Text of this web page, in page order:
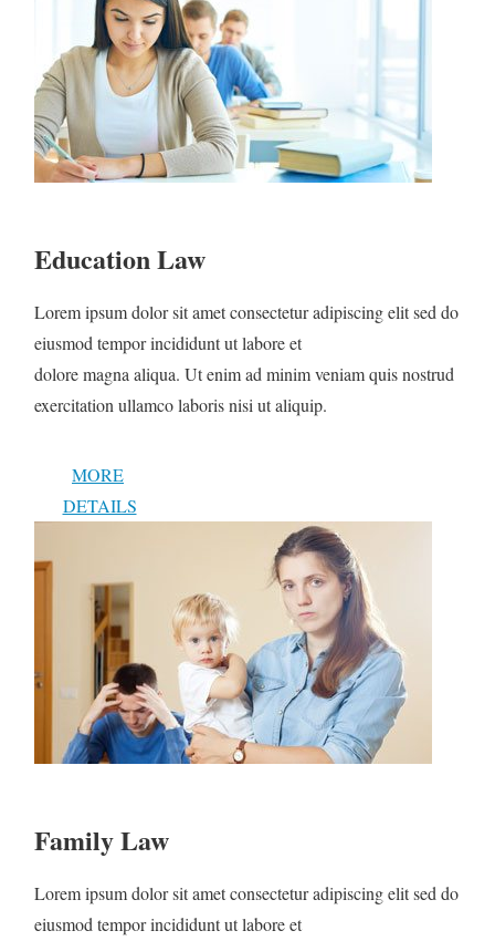
Education Law
Lorem ipsum dolor sit amet consectetur adipiscing elit sed do
eiusmod tempor incididunt ut labore et
dolore magna aliqua. Ut enim ad minim veniam quis nostrud
exercitation ullamco laboris nisi ut aliquip.
MORE
DETAILS
Family Law
Lorem ipsum dolor sit amet consectetur adipiscing elit sed do
eiusmod tempor incididunt ut labore et